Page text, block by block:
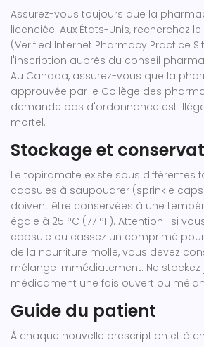
Assurez-vous toujours que la
licenciée. Aux États-Unis, recherchez le
(Verified Internet Pharmacy Practice
l'inscription auprès du conseil
Au Canada, assurez-vous que la
approuvée par le Collège des
demande pas d'ordonnance est
mortel.
Stockage et
Le topiramate existe sous différentes
capsules à saupoudrer (sprinkle
doivent être conservées à une
égale à 25 °C (77 °F). Attention : si
capsule ou cassez un comprimé
de la nourriture molle, vous devez
mélange immédiatement. Ne stockez
médicament une fois ouvert ou
Guide du patient
À chaque nouvelle prescription et à